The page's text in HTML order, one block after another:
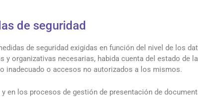
de seguridad
de seguridad exigidas en función del nivel de los
y organizativas necesarias, habida cuenta del estado de
inadecuado o accesos no autorizados a los mismos.
en los procesos de gestión de presentación de